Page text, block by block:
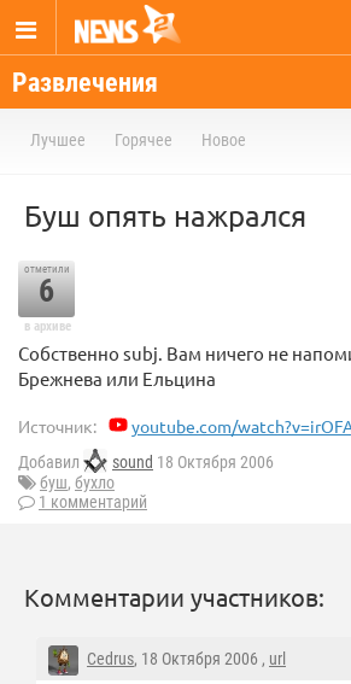
Развлечения
Лучшее Горячее Новое
Буш опять нажрался
отметили
6
в архиве
Собственно subj. Вам ничего не
Брежнева или Ельцина
Источник: youtube.com/
Добавил sound 18 Октября 2006
буш, бухло
1 комментарий
Комментарии участников:
Cedrus, 18 Октября 2006 , url